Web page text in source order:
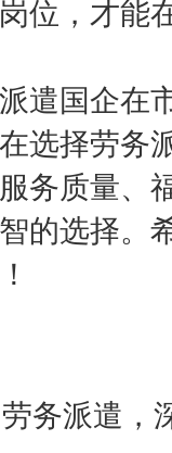
位，才能
遣国企在
选择劳务
务质量、
的选择。
劳务派遣，